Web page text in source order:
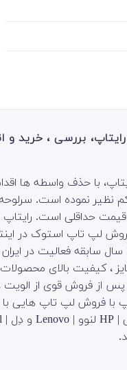
رایتاپ، بررسی ، خرید
با حذف واسطه ها
نظیر نموده است.
حداقلی است.
لپ تاپ استوک در
همچنین بیش از 10 سال سابقه فعالیت در
، کیفیت بالای
از فروش قوی از الویت
با فروش لپ تاپ هایی با